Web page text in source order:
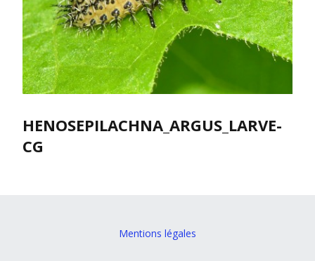
HENOSEPILACHNA_ARGUS_LARVE-
CG
Mentions légales